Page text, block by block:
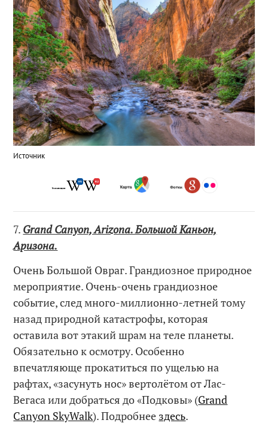
Источник
7. Grand Canyon, Arizona. Большой Каньон,
Аризона.
Очень Большой Овраг. Грандиозное природное
мероприятие. Очень-очень грандиозное
событие, след много-миллионно-летней тому
назад природной катастрофы, которая
оставила вот этакий шрам на теле планеты.
Обязательно к осмотру. Особенно
впечатляюще прокатиться по ущелью на
рафтах, «засунуть нос» вертолётом от Лас-
Вегаса или добраться до «Подковы» (Grand
Canyon SkyWalk). Подробнее здесь.